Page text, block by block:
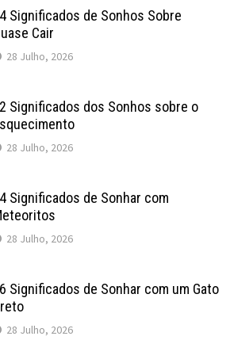
Significados de Sonhos Sobre
Cair
28 Julho, 2026
Significados dos Sonhos sobre o
28 Julho, 2026
Significados de Sonhar com
28 Julho, 2026
Significados de Sonhar com um Gato
28 Julho, 2026